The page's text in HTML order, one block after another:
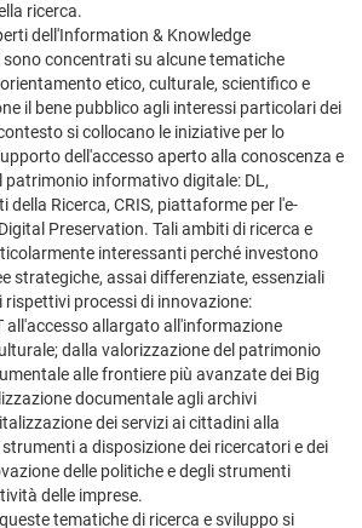
ricerca.
dell'Information & Knowledge
concentrati su alcune tematiche
etico, culturale, scientifico e
il bene pubblico agli interessi particolari dei
si collocano le iniziative per lo
dell'accesso aperto alla conoscenza e
patrimonio informativo digitale: DL,
della Ricerca, CRIS, piattaforme per l'e-
Preservation. Tali ambiti di ricerca e
interessanti perché investono
strategiche, assai differenziate, essenziali
rispettivi processi di innovazione:
all'accesso allargato all'informazione
dalla valorizzazione del patrimonio
alle frontiere più avanzate dei Big
documentale agli archivi
dei servizi ai cittadini alla
a disposizione dei ricercatori e dei
delle politiche e degli strumenti
delle imprese.
tematiche di ricerca e sviluppo si